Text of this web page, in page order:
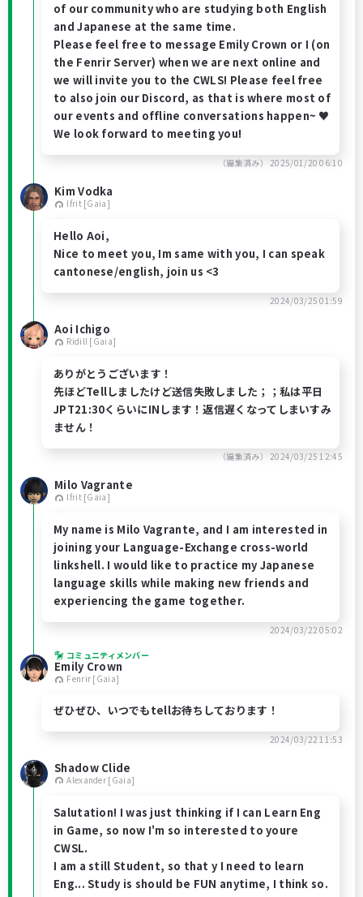
of our community who are studying both English
and Japanese at the same time.
Please feel free to message Emily Crown or I (on
the Fenrir Server) when we are next online and
we will invite you to the CWLS! Please feel free
to also join our Discord, as that is where most of
our events and offline conversations happen~ ♥
We look forward to meeting you!
（編集済み）2025/01/20 06:10
Kim Vodka
Ifrit [Gaia]
Hello Aoi,
Nice to meet you, Im same with you, I can speak
cantonese/english, join us <3
2024/03/25 01:59
Aoi Ichigo
Ridill [Gaia]
ありがとうございます！
先ほどTellしましたけど送信失敗しました；；私は平日
JPT21:30くらいにINします！返信遅くなってしまいすみ
ません！
（編集済み）2024/03/25 12:45
Milo Vagrante
Ifrit [Gaia]
My name is Milo Vagrante, and I am interested in
joining your Language-Exchange cross-world
linkshell. I would like to practice my Japanese
language skills while making new friends and
experiencing the game together.
2024/03/22 05:02
コミュニティメンバー
Emily Crown
Fenrir [Gaia]
ぜひぜひ、いつでもtellお待ちしております！
2024/03/22 11:53
Shadow Clide
Alexander [Gaia]
Salutation! I was just thinking if I can Learn Eng
in Game, so now I'm so interested to youre
CWSL.
I am a still Student, so that y I need to learn
Eng... Study is should be FUN anytime, I think so.